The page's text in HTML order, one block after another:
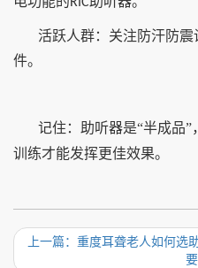
活跃人群：关注防汗防
件。
记住：助听器是“半成品”
训练才能发挥更佳效果。
上一篇：重度耳聋老人如何选